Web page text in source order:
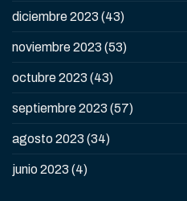
diciembre 2023 (43)
noviembre 2023 (53)
octubre 2023 (43)
septiembre 2023 (57)
agosto 2023 (34)
junio 2023 (4)